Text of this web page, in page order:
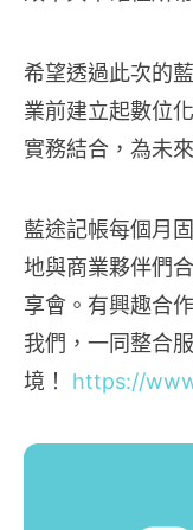
希望透過此次的
業前建立起數位
實務結合，為未
藍途記帳每個月
地與商業夥伴們
享會。有興趣合
我們，一同整合
境！ https://